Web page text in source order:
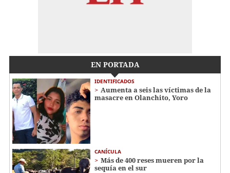
EN PORTADA
IDENTIFICADOS
Aumenta a seis las víctimas de la
masacre en Olanchito, Yoro
CANÍCULA
Más de 400 reses mueren por la
sequía en el sur